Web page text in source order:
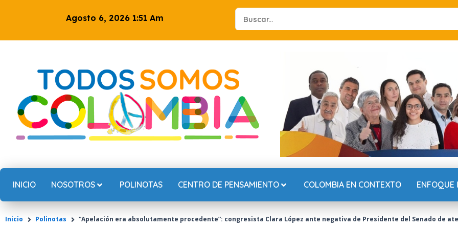
Agosto 6, 2026 1:51 Am
Search
...
INICIO NOSOTROS POLINOTAS CENTRO DE PENSAMIENTO COLOMBIA EN CONTEXTO ENFOQUE
Inicio Polinotas “Apelación era absolutamente procedente”: congresista Clara López ante negativa de Presidente del Senado de